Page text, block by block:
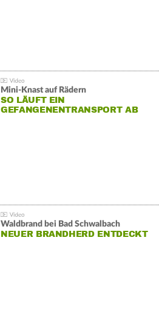
Mini-Knast auf Rädern
SO LÄUFT EIN
GEFANGENENTRANSPORT AB
Waldbrand bei Bad Schwalbach
NEUER BRANDHERD ENTDECKT